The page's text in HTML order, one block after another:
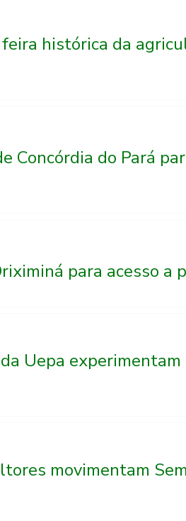
histórica da
Concórdia do Pará
para acesso a
Uepa
movimentam